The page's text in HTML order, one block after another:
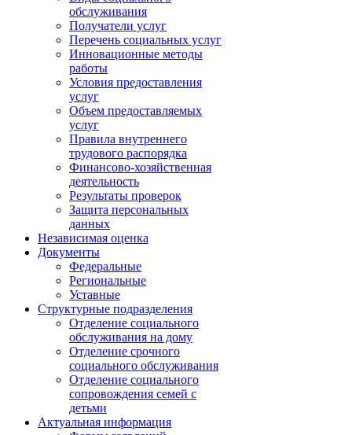
обслуживания
Получатели услуг
Перечень социальных услуг
Инновационные методы
работы
Условия предоставления
услуг
Объем предоставляемых
услуг
Правила внутреннего
трудового распорядка
Финансово-хозяйственная
деятельность
Результаты проверок
Защита персональных
данных
Независимая оценка
Документы
Федеральные
Региональные
Уставные
Структурные подразделения
Отделение социального
обслуживания на дому
Отделение срочного
социального обслуживания
Отделение социального
сопровождения семей с
детьми
Актуальная информация